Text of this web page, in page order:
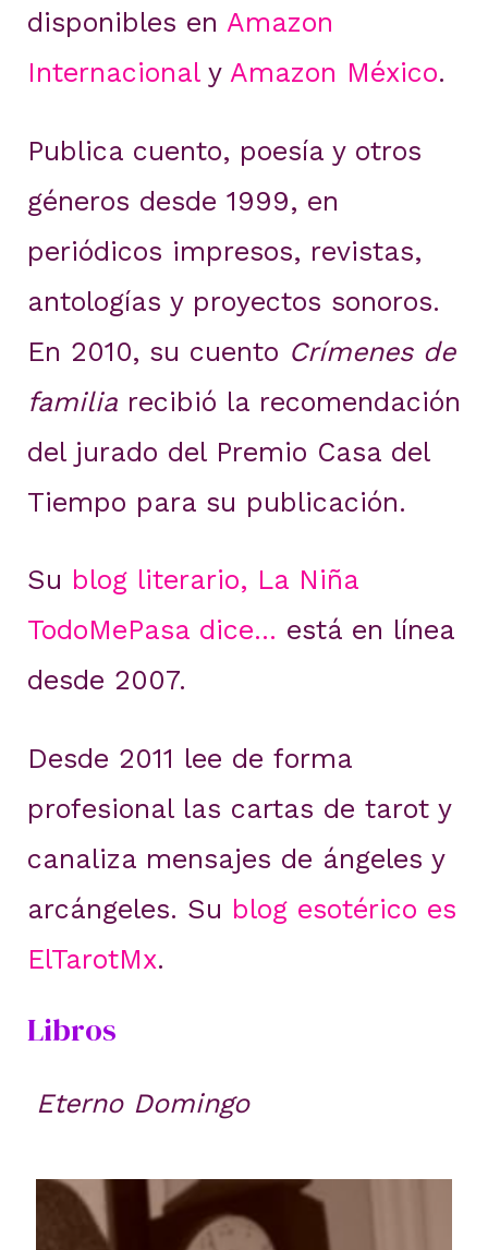
disponibles en Amazon
Internacionaly Amazon México.
Publica cuento, poesía y otros
géneros desde 1999, en
periódicos impresos, revistas,
antologías y proyectos sonoros.
En 2010, su cuento Crímenes de
familiarecibió la recomendación
del jurado del Premio Casa del
Tiempo para su publicación.
Su blog literario, La Niña
TodoMePasa dice… está en línea
desde 2007.
Desde 2011 lee de forma
profesional las cartas de tarot y
canaliza mensajes de ángeles y
arcángeles. Su blog esotérico es
ElTarotMx.
Libros
Eterno Domingo